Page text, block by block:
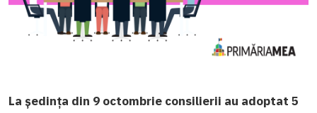
La ședința din 9 octombrie consilierii au adoptat 5